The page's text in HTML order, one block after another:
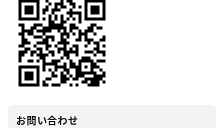
お問い合わせ